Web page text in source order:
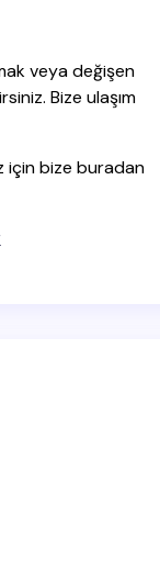
for the
veya değişen
Bize ulaşım
için bize buradan